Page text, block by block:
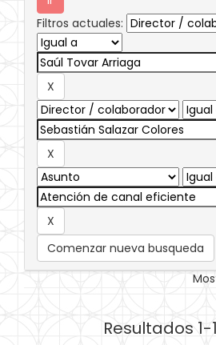
Filtros actuales:
Comenzar nueva busqueda
Resultados 1-